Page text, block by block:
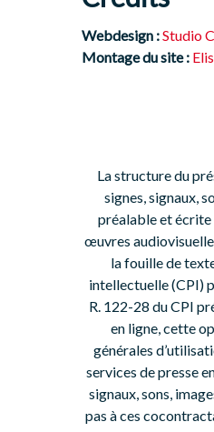
Webdesign :Studio
Montage du site :
La structure du
signes, signaux,
préalable et écrite
œuvres
la fouille de
intellectuelle (CPI)
R. 122-28 du CPI
en ligne, cette
générales
services de presse
signaux, sons,
pas à ces